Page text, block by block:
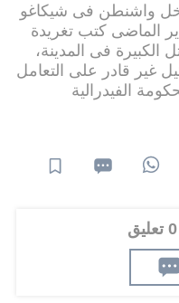
واشنطن فى شيكاغو
يناير الماضى كتب تغريدة
الكبيرة فى المدينة،
غير قادر على التعامل
الفيدرالية